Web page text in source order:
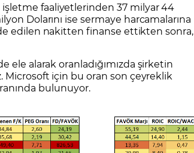
işletme faaliyetlerinden 37 milyar 44
Dolarını ise sermaye harcamalarına
edilen nakitten finanse ettikten sonra,
ele alarak oranladığımızda şirketin
için bu oran son çeyreklik
bulunuyor.